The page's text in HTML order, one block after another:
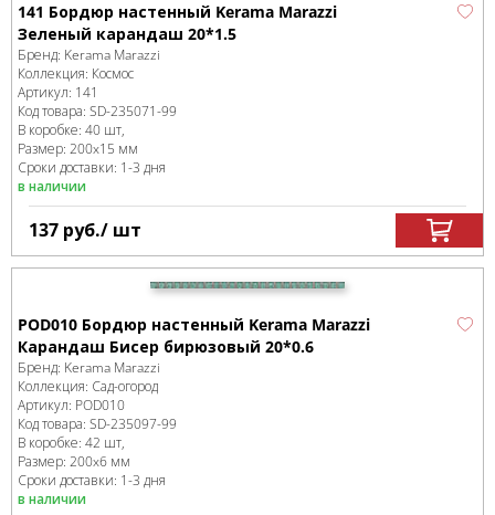
141 Бордюр настенный Kerama Marazzi
Зеленый карандаш 20*1.5
Бренд: Kerama Marazzi
Коллекция: Космос
Артикул: 141
Код товара: SD-235071-99
В коробке: 40 шт,
Размер: 200x15 мм
Сроки доставки: 1-3 дня
в наличии
137 руб./ шт
POD010 Бордюр настенный Kerama Marazzi
Карандаш Бисер бирюзовый 20*0.6
Бренд: Kerama Marazzi
Коллекция: Сад-огород
Артикул: POD010
Код товара: SD-235097-99
В коробке: 42 шт,
Размер: 200x6 мм
Сроки доставки: 1-3 дня
в наличии